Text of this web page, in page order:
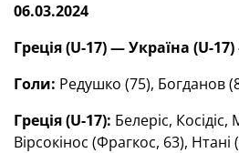
06.03.2024
Греція (U-17) — Україна (U-
Голи: Редушко (75), Богданов
Греція (U-17): Белеріс,
Вірсокінос (Фрагкос, 63), Нтані